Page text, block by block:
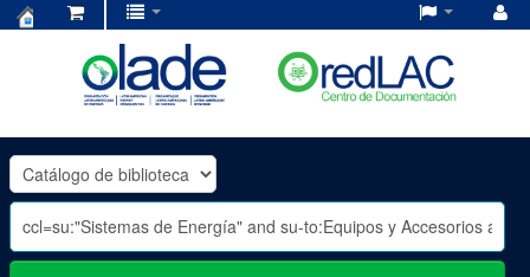
OLADE
-